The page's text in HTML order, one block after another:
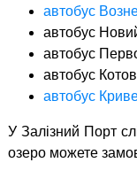
автобус
автобус
автобус
автобус
автобус
У Залізний Порт
озеро можете